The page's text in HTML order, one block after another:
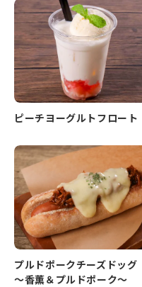
ピーチヨーグルトフロート
プルドポークチーズドッグ
～香薫＆プルドポーク～